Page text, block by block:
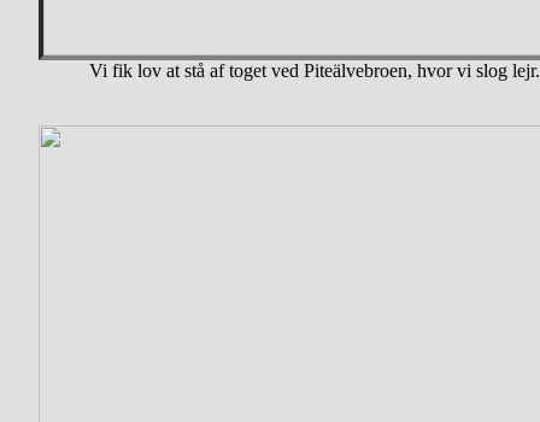
Vi fik lov at stå af toget ved Piteälvebroen, hvor vi slog lejr.